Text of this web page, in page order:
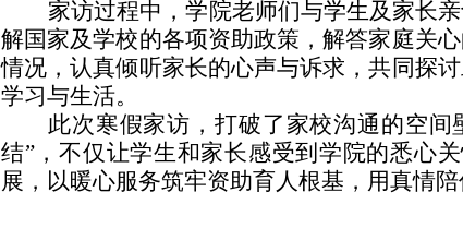
家访过程中，学院老师们与学生及家长
解国家及学校的各项资助政策，解答家庭关
情况，认真倾听家长的心声与诉求，共同探
学习与生活。
此次寒假家访，打破了家校沟通的空间
结”，不仅让学生和家长感受到学院的悉心
展，以暖心服务筑牢资助育人根基，用真情